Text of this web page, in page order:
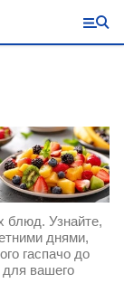
блюд. Узнайте,
днями,
гаспачо до
вашего